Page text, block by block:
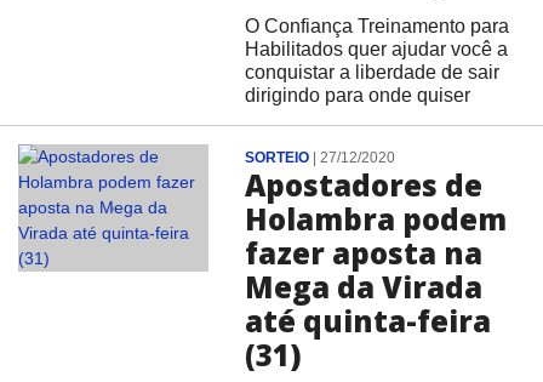
O Confiança Treinamento para
Habilitados quer ajudar você a
conquistar a liberdade de sair
dirigindo para onde quiser
SORTEIO| 27/12/2020
Apostadores de
Holambra podem
fazer aposta na
Mega da Virada
até quinta-feira
(31)